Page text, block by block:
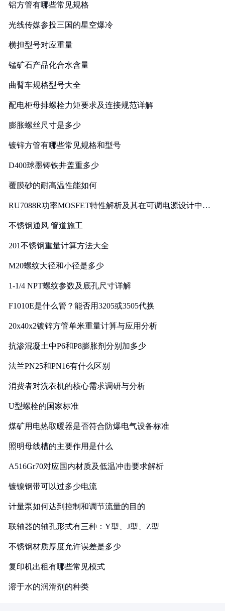
铝方管有哪些常见规格
光线传媒参投三国的星空爆冷
横担型号对应重量
锰矿石产品化合水含量
曲臂车规格型号大全
配电柜母排螺栓力矩要求及连接规范详解
膨胀螺丝尺寸是多少
镀锌方管有哪些常见规格和型号
D400球墨铸铁井盖重多少
覆膜砂的耐高温性能如何
RU7088R功率MOSFET特性解析及其在可调电源设计中的
不锈钢通风 管道施工
201不锈钢重量计算方法大全
M20螺纹大径和小径是多少
1-1/4 NPT螺纹参数及底孔尺寸详解
F1010E是什么管？能否用3205或3505代换
20x40x2镀锌方管单米重量计算与应用分析
抗渗混凝土中P6和P8膨胀剂分别加多少
法兰PN25和PN16有什么区别
消费者对洗衣机的核心需求调研与分析
U型螺栓的国家标准
煤矿用电热取暖器是否符合防爆电气设备标准
照明母线槽的主要作用是什么
A516Gr70对应国内材质及低温冲击要求解析
镀镍钢带可以过多少电流
计量泵如何达到控制和调节流量的目的
联轴器的轴孔形式有三种：Y型、J型、Z型
不锈钢材质厚度允许误差是多少
复印机出租有哪些常见模式
溶于水的润滑剂的种类